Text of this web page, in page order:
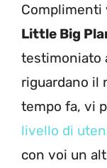
Complimenti
Little Big
testimoniato
riguardano il
tempo fa, vi
livello di
con voi un